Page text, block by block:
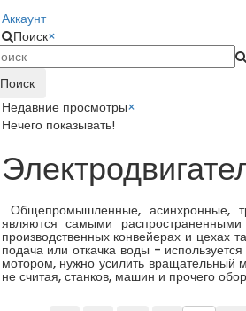
Аккаунт
Поиск×
Поиск
Недавние просмотры×
Нечего показывать!
Общепромышленные, асинхронные,
являются самыми
производственных конвейерах и цехах
подача или откачка воды -
мотором, нужно усилить вращательный
не считая, станков, машин и прочего